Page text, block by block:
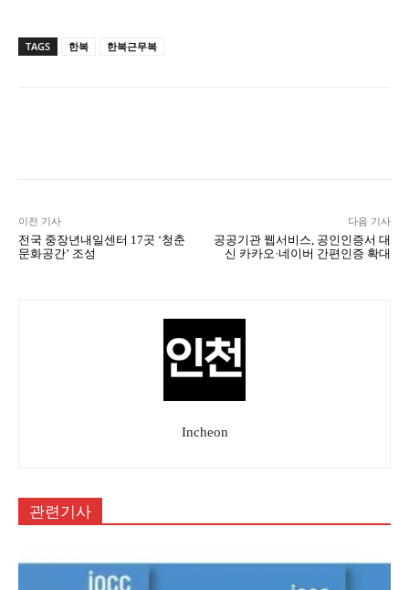
TAGS 한복 한복근무복
이전 기사
전국 중장년내일센터 17곳 ‘청춘
문화공간’ 조성
다음 기사
공공기관 웹서비스, 공인인증서 대
신 카카오·네이버 간편인증 확대
Incheon
관련기사